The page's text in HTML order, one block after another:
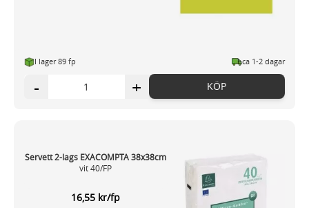
I lager 89 fp ca 1-2 dagar
- + KÖP
Servett 2-lags EXACOMPTA 38x38cm
vit 40/FP
16,55 kr/fp